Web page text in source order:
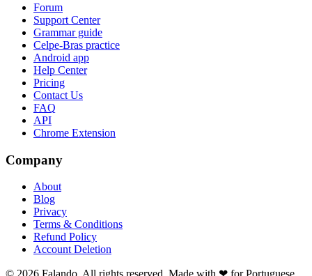
Forum
Support Center
Grammar guide
Celpe-Bras practice
Android app
Help Center
Pricing
Contact Us
FAQ
API
Chrome Extension
Company
About
Blog
Privacy
Terms & Conditions
Refund Policy
Account Deletion